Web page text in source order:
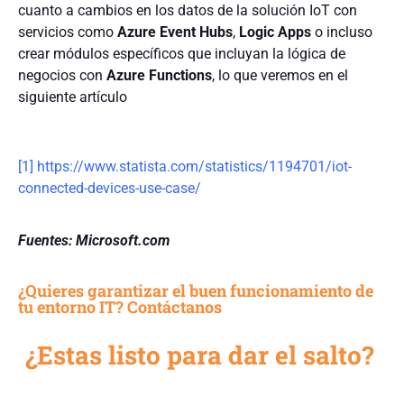
cuanto a cambios en los datos de la solución IoT con
servicios como Azure Event Hubs, Logic Apps o incluso
crear módulos específicos que incluyan la lógica de
negocios con Azure Functions, lo que veremos en el
siguiente artículo
[1] https://www.statista.com/statistics/1194701/iot-
connected-devices-use-case/
Fuentes: Microsoft.com
¿Quieres garantizar el buen funcionamiento de
tu entorno IT? Contáctanos
¿Estas listo para dar el salto?